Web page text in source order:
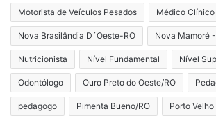
Motorista de Veículos Pesados Médico Clínico
Nova Brasilândia D´Oeste-RO Nova Mamoré
Nutricionista Nível Fundamental Nível
Odontólogo Ouro Preto do Oeste/RO
pedagogo Pimenta Bueno/RO Porto Velho